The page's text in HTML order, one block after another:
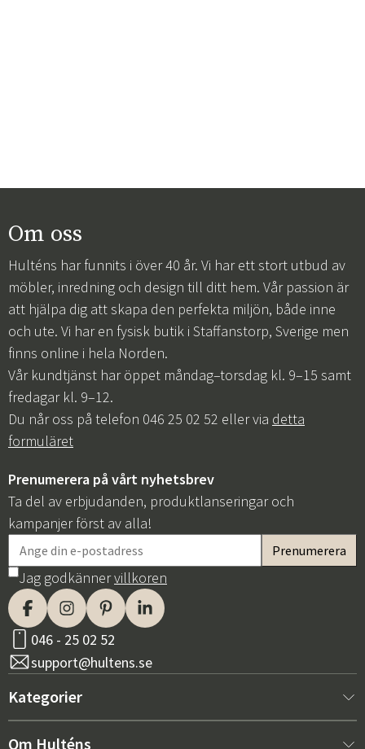
Om oss
Hulténs har funnits i över 40 år. Vi har ett stort utbud av
möbler, inredning och design till ditt hem. Vår passion är
att hjälpa dig att skapa den perfekta miljön, både inne
och ute. Vi har en fysisk butik i Staffanstorp, Sverige men
finns online i hela Norden.
Vår kundtjänst har öppet måndag–torsdag kl. 9–15 samt
fredagar kl. 9–12.
Du når oss på telefon 046 25 02 52 eller via detta
formuläret
Prenumerera på vårt nyhetsbrev
Ta del av erbjudanden, produktlanseringar och
kampanjer först av alla!
Jag godkännervillkoren
046 - 25 02 52
support@hultens.se
Kategorier
Nytt hos oss
Om Hulténs